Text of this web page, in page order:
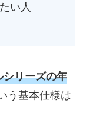
い人
リーズの年
う基本仕様は